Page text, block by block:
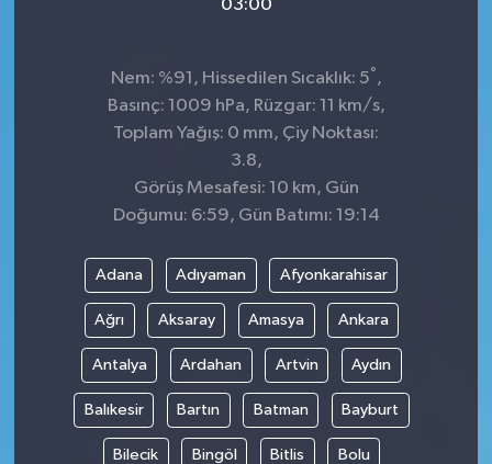
03:00
Nem: %91, Hissedilen Sıcaklık: 5° ,
Basınç: 1009 hPa, Rüzgar: 11 km/s,
Toplam Yağış: 0 mm, Çiy Noktası:
3.8,
Görüş Mesafesi: 10 km, Gün
Doğumu: 6:59, Gün Batımı: 19:14
Adana Adıyaman Afyonkarahisar
Ağrı Aksaray Amasya Ankara
Antalya Ardahan Artvin Aydın
Balıkesir Bartın Batman Bayburt
Bilecik Bingöl Bitlis Bolu
KÜLTÜR-SANAT
ÖZEL HABER
POLİTİKA
SİYASET
SPOR
TEKNOLOJİ